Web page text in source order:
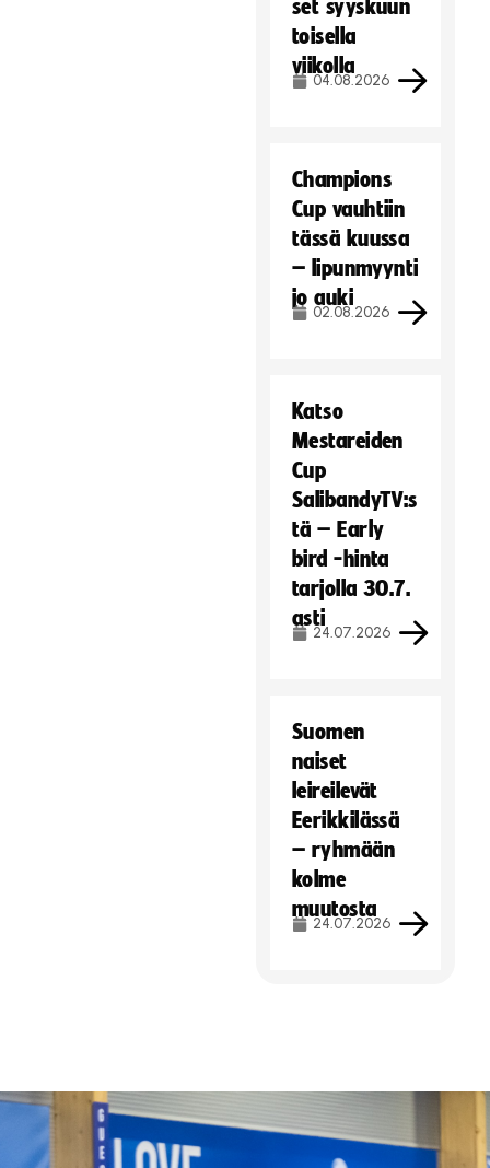
set syyskuun
toisella
viikolla
04.08.2026
Champions
Cup vauhtiin
tässä kuussa
– lipunmyynti
jo auki
02.08.2026
Katso
Mestareiden
Cup
SalibandyTV:s
tä – Early
bird -hinta
tarjolla 30.7.
asti
24.07.2026
Suomen
naiset
leireilevät
Eerikkilässä
– ryhmään
kolme
muutosta
24.07.2026